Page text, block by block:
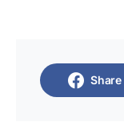
Share